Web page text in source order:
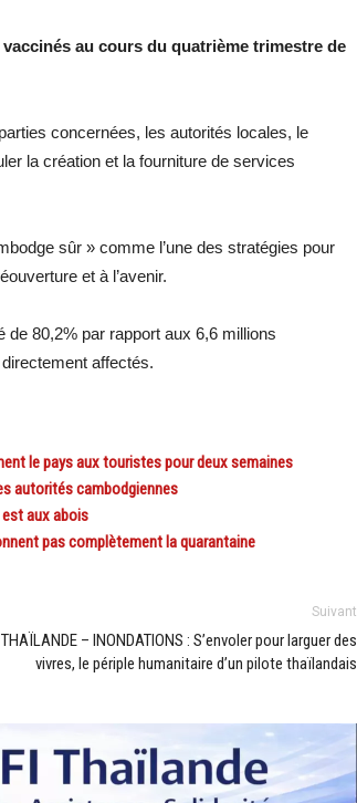
au cours du quatrième trimestre de
concernées, les autorités locales, le
la création et la fourniture de services
sûr » comme l’une des stratégies pour
et à l’avenir.
de 80,2% par rapport aux 6,6 millions
affectés.
le pays aux touristes pour deux semaines
autorités cambodgiennes
est aux abois
pas complètement la quarantaine
Suivant
THAÏLANDE – INONDATIONS : S’envoler pour larguer des
vivres, le périple humanitaire d’un pilote thaïlandais